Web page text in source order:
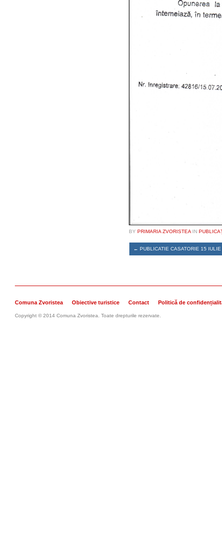
BY PRIMARIA ZVORISTEA IN
← PUBLICATIE CASATORIE 15
Comuna Zvoristea Obiective turistice Contact Politică de
Copyright © 2014 Comuna Zvoristea. Toate drepturile rezervate.